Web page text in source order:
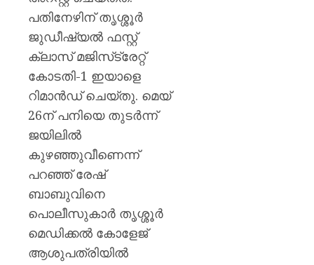
പതിനേഴിന് തൃശ്ശൂര്‍
ജുഡീഷ്യല്‍ ഫസ്റ്റ്
ക്ലാസ് മജിസ്‌ട്രേറ്റ്
കോടതി-1 ഇയാളെ
റിമാന്‍ഡ് ചെയ്തു. മെയ്
26ന് പനിയെ തുടർന്ന്
ജയിലില്‍
കുഴഞ്ഞുവീണെന്ന്
പറഞ്ഞ് രേഷ്
ബാബുവിനെ
പൊലീസുകാർ തൃശ്ശൂര്‍
മെഡിക്കല്‍ കോളേജ്
ആശുപത്രിയില്‍